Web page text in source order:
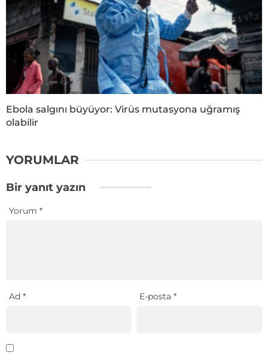
Ebola salgını büyüyor: Virüs mutasyona uğramış
olabilir
YORUMLAR
Bir yanıt yazın
Yorum *
Ad * E-posta*